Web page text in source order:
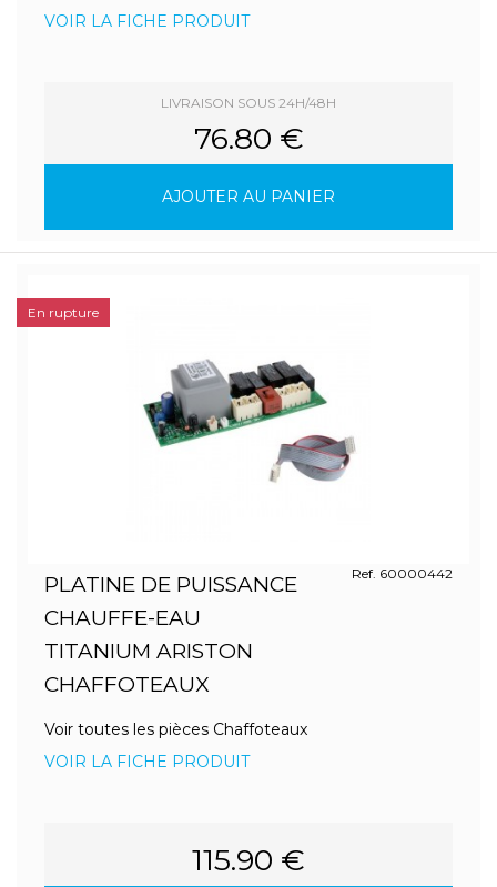
VOIR LA FICHE PRODUIT
LIVRAISON SOUS 24H/48H
76.80 €
AJOUTER AU PANIER
PLATINE DE PUISSANCE
CHAUFFE-EAU
TITANIUM ARISTON
CHAFFOTEAUX
Ref. 60000442
Voir toutes les pièces Chaffoteaux
VOIR LA FICHE PRODUIT
115.90 €
En rupture